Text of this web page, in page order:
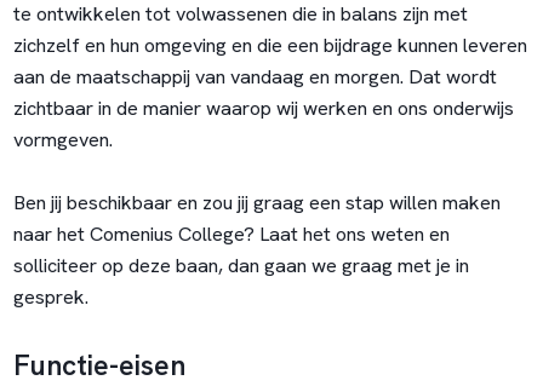
te ontwikkelen tot volwassenen die in balans zijn met
zichzelf en hun omgeving en die een bijdrage kunnen leveren
aan de maatschappij van vandaag en morgen. Dat wordt
zichtbaar in de manier waarop wij werken en ons onderwijs
vormgeven.
Ben jij beschikbaar en zou jij graag een stap willen maken
naar het Comenius College? Laat het ons weten en
solliciteer op deze baan, dan gaan we graag met je in
gesprek.
Functie-eisen